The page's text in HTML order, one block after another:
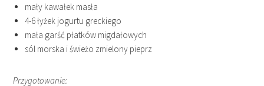
mały kawałek masła
4-6 łyżek jogurtu greckiego
mała garść płatków migdałowych
sól morska i świeżo zmielony pieprz
Przygotowanie: